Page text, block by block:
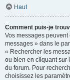
Haut
Comment puis-je
Vos messages
messages » dans le
« Rechercher les
ou bien en cliquant sur
du forum. Pour
choisissez les